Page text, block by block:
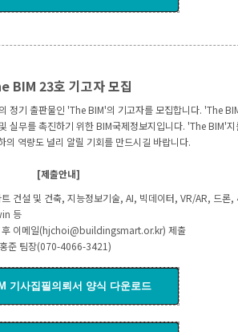
BIM 23호 기고자 모집
정기 출판물인 'The BIM'의 기고자를 모집합니다. 'The
실무를 촉진하기 위한 BIM국제정보지입니다. 'The BIM'지
역량도 널리 알릴 기회를 만드시길 바랍니다.
[제출안내]
건설 및 건축, 지능정보기술, AI, 빅데이터, VR/AR, 드론,
등
후 이메일(hjchoi@buildingsmart.or.kr) 제출
준 팀장(070-4066-3421)
기사집필의뢰서 양식 다운로드